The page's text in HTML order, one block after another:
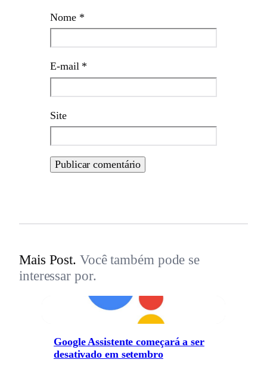
Nome *
E-mail *
Site
Mais Post. Você também pode se
interessar por.
Google Assistente começará a ser
desativado em setembro